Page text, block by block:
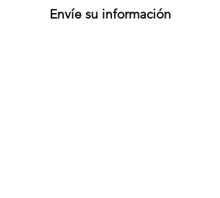
Envíe su información